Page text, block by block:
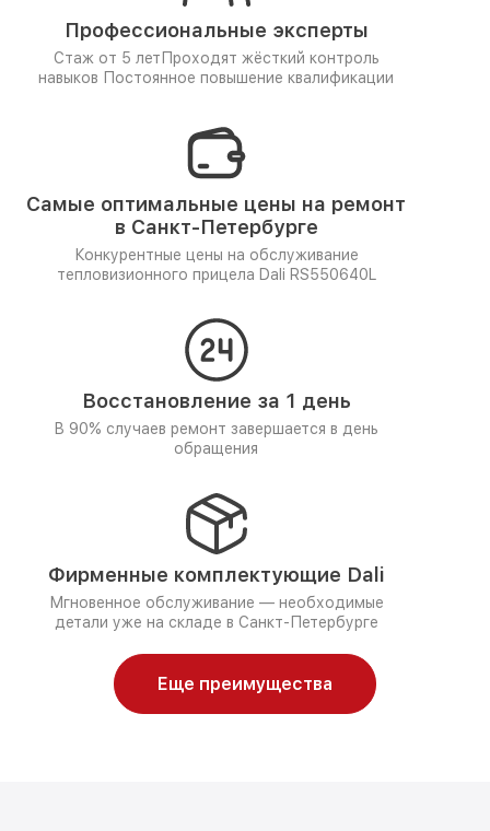
Профессиональные эксперты
Стаж от 5 лет Проходят жёсткий контроль
навыков Постоянное повышение квалификации
Самые оптимальные цены на ремонт
в Санкт-Петербурге
Конкурентные цены на обслуживание
тепловизионного прицела Dali RS550640L
Восстановление за 1 день
В 90% случаев ремонт завершается в день
обращения
Фирменные комплектующие Dali
Мгновенное обслуживание — необходимые
детали уже на складе в Санкт-Петербурге
Еще преимущества